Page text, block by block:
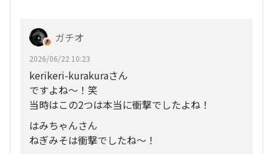
ガチオ
2026/06/22 10:23
kerikeri-kurakuraさん
ですよね～！笑
当時はこの2つは本当に衝撃でしたよね！
はみちゃんさん
ねぎみそは衝撃でしたね～！